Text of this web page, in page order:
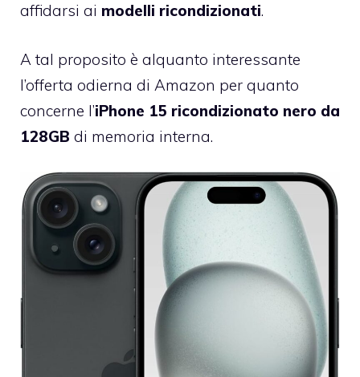
affidarsi ai modelli ricondizionati.
A tal proposito è alquanto interessante
l’offerta odierna di Amazon per quanto
concerne l’iPhone 15 ricondizionato nero da
128GB di memoria interna.